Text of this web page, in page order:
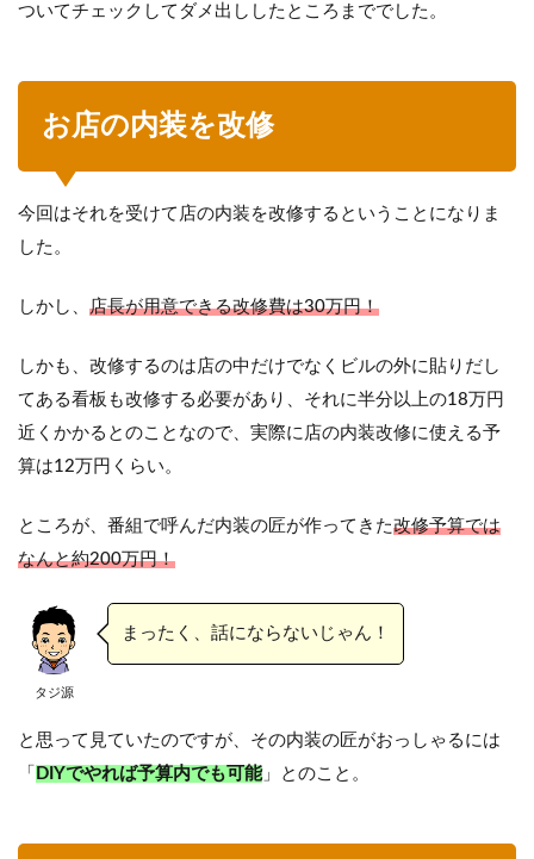
ついてチェックしてダメ出ししたところまででした。
お店の内装を改修
今回はそれを受けて店の内装を改修するということになりま
した。
しかし、 店長が用意できる改修費は30万円！
しかも、改修するのは店の中だけでなくビルの外に貼りだし
てある看板も改修する必要があり、それに半分以上の18万円
近くかかるとのことなので、実際に店の内装改修に使える予
算は12万円くらい。
ところが、番組で呼んだ内装の匠が作ってきた改修予算では
なんと約200万円！
タジ源
まったく、話にならないじゃん！
と思って見ていたのですが、その内装の匠がおっしゃるには
「 DIYでやれば予算内でも可能」とのこと。